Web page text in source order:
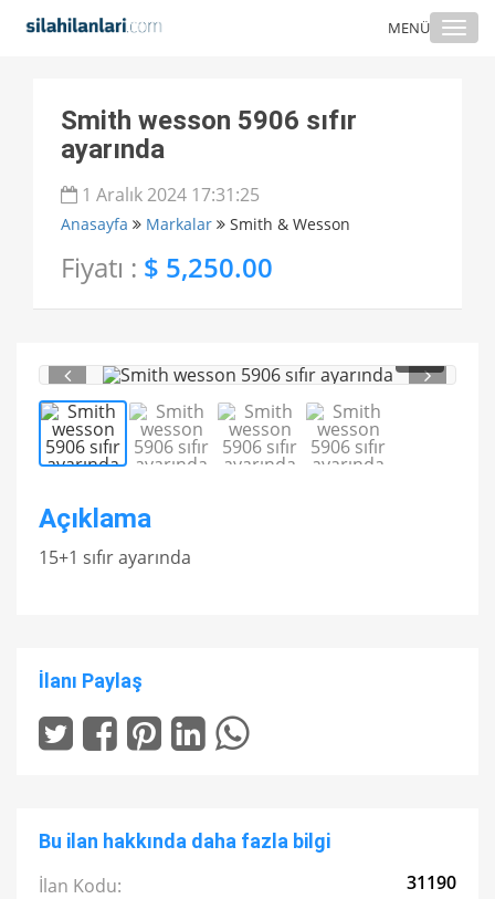
MENÜ
Smith wesson 5906 sıfır
ayarında
1 Aralık 2024 17:31:25
Anasayfa Markalar Smith & Wesson
Fiyatı : $ 5,250.00
1/ 4
Açıklama
15+1 sıfır ayarında
İlanı Paylaş
Bu ilan hakkında daha fazla bilgi
İlan Kodu:
31190